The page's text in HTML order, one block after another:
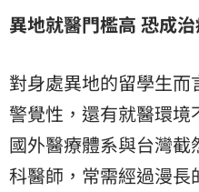
異地就醫門檻高 恐成
對身處異地的留學生
警覺性，還有就醫環境
國外醫療體系與台灣
科醫師，常需經過漫